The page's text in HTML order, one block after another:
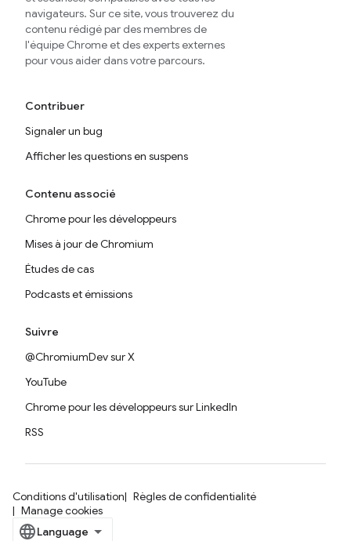
navigateurs. Sur ce site, vous trouverez du
contenu rédigé par des membres de
l'équipe Chrome et des experts externes
pour vous aider dans votre parcours.
Contribuer
Signaler un bug
Afficher les questions en suspens
Contenu associé
Chrome pour les développeurs
Mises à jour de Chromium
Études de cas
Podcasts et émissions
Suivre
@ChromiumDev sur X
YouTube
Chrome pour les développeurs sur LinkedIn
RSS
Conditions d'utilisation
Règles de confidentialité
Manage cookies